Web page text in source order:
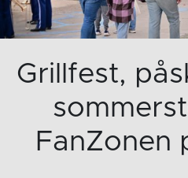
Grillfest,
FanZonen